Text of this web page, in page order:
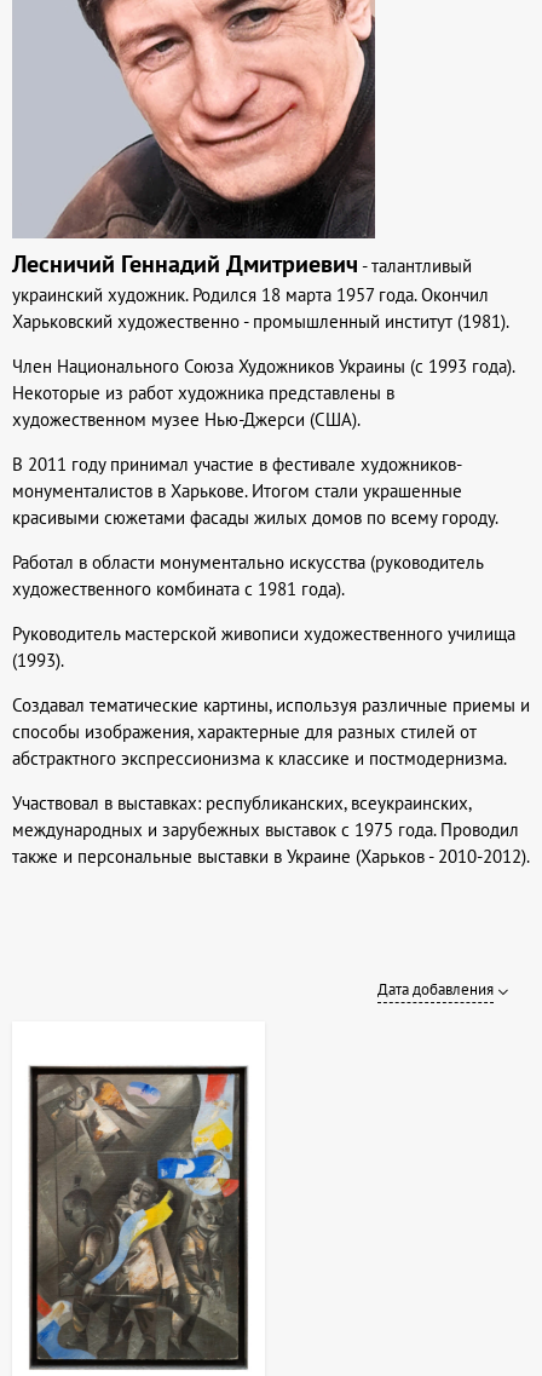
Лесничий Геннадий Дмитриевич - талантливый
украинский художник. Родился 18 марта 1957 года. Окончил
Харьковский художественно - промышленный институт (1981).
Член Национального Союза Художников Украины (c 1993 года).
Некоторые из работ художника представлены в
художественном музее Нью-Джерси (США).
В 2011 году принимал участие в фестивале художников-
монументалистов в Харькове. Итогом стали украшенные
красивыми сюжетами фасады жилых домов по всему городу.
Работал в области монументально искусства (руководитель
художественного комбината с 1981 года).
Руководитель мастерской живописи художественного училища
(1993).
Создавал тематические картины, используя различные приемы и
способы изображения, характерные для разных стилей от
абстрактного экспрессионизма к классике и постмодернизма.
Участвовал в выставках: республиканских, всеукраинских,
международных и зарубежных выставок с 1975 года. Проводил
также и персональные выставки в Украине (Харьков - 2010-2012).
Дата добавления